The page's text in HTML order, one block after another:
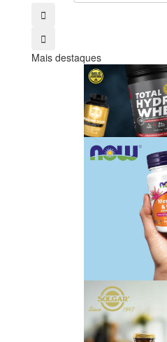
Mais destaques